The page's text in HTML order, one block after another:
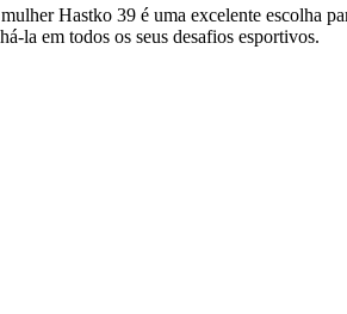
Hastko 39 é uma excelente escolha
la em todos os seus desafios esportivos.